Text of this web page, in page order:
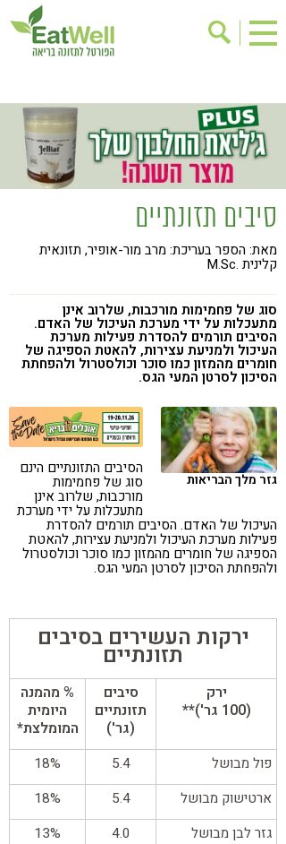
בישול בריא
אינדקס עסקים
ריפוי ומניעת מחלות
בריאות האישה
תוספי תזונה
מתכוני בריאות
אירועים
גישות בתזונה
דיאטה
ניקוי רעלים
מזונות על
ילדים
תזונה וספורט
הפרעות קשב & ריכוז
אכילה רגשית
רגישות לגלוטן
קורונה
טבעונות
סיבים תזונתיים
מאת: הספר בעריכת: מרב מור-אופיר, תזונאית
קלינית .M.Sc
סוג של פחמימות מורכבות, שלרוב אינן
מתעכלות על ידי מערכת העיכול של האדם.
הסיבים תורמים להסדרת פעילות מערכת
העיכול ולמניעת עצירות, להאטת הספיגה של
חומרים מהמזון כמו סוכר וכולסטרול ולהפחתת
הסיכון לסרטן המעי הגס.
גזר מלך הבריאות
הסיבים התזונתיים הינם
סוג של פחמימות
מורכבות, שלרוב אינן
מתעכלות על ידי מערכת
העיכול של האדם. הסיבים תורמים להסדרת
פעילות מערכת העיכול ולמניעת עצירות, להאטת
הספיגה של חומרים מהמזון כמו סוכר וכולסטרול
ולהפחתת הסיכון לסרטן המעי הגס.
ירקות העשירים בסיבים
תזונתיים
ירק
(100 גר')**
סיבים
תזונתיים
(גר')
% מהמנה
היומית
המומלצת*
פול מבושל 5.4
18%
ארטישוק מבושל
5.4
18%
גזר לבן מבושל
4.0
13%